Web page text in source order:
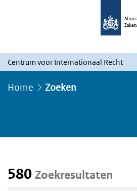
Zaken
Centrum voor Internationaal Recht
Home Zoeken
580 Zoekresultaten